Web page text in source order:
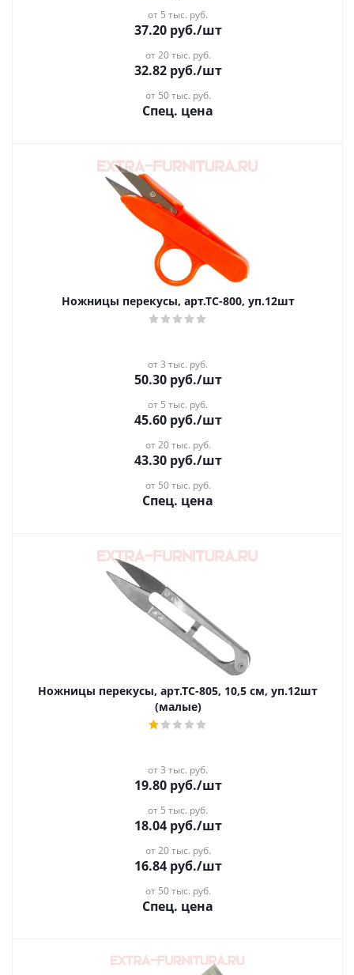
от 5 тыс. руб.
37.20руб./шт
от 20 тыс. руб.
32.82руб./шт
от 50 тыс. руб.
Спец. цена
Ножницы перекусы, арт.ТС-800, уп.12шт
от 3 тыс. руб.
50.30руб./шт
от 5 тыс. руб.
45.60руб./шт
от 20 тыс. руб.
43.30руб./шт
от 50 тыс. руб.
Спец. цена
Ножницы перекусы, арт.ТС-805, 10,5 см, уп.12шт
(малые)
от 3 тыс. руб.
19.80руб./шт
от 5 тыс. руб.
18.04руб./шт
от 20 тыс. руб.
16.84руб./шт
от 50 тыс. руб.
Спец. цена